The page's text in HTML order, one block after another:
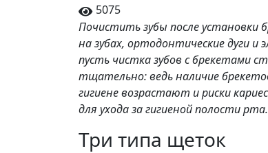
5075
Почистить зубы после установки
на зубах, ортодонтические дуги
пусть чистка зубов с брекетами
тщательно: ведь наличие
гигиене возрастают и риски
для ухода за гигиеной полости рта.
Три типа щеток